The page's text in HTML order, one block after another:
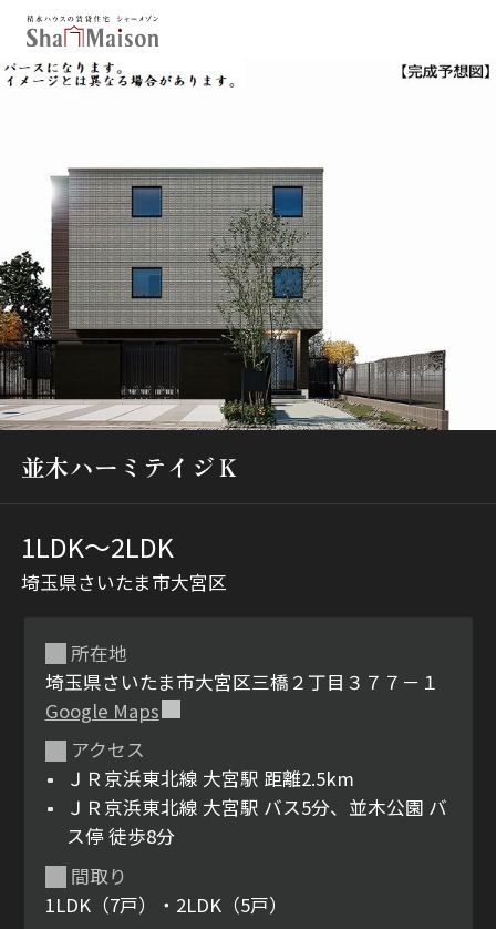
保存した条件
北海道 東北
関東
中部
関西
中国・四国
九州
市区郡・路線・駅から探す
通勤・通学時間から探す
地図から探す
人気のカテゴリから探す
シャーメゾンとは
ルームツアー 動画ギャラリー
並木ハーミテイジＫ
1LDK〜2LDK
埼玉県さいたま市大宮区
所在地
埼玉県さいたま市大宮区三橋２丁目３７７－１
Google Maps
アクセス
ＪＲ京浜東北線 大宮駅 距離2.5km
ＪＲ京浜東北線 大宮駅 バス5分、並木公園 バ
ス停 徒歩8分
間取り
1LDK（7戸）・2LDK（5戸）